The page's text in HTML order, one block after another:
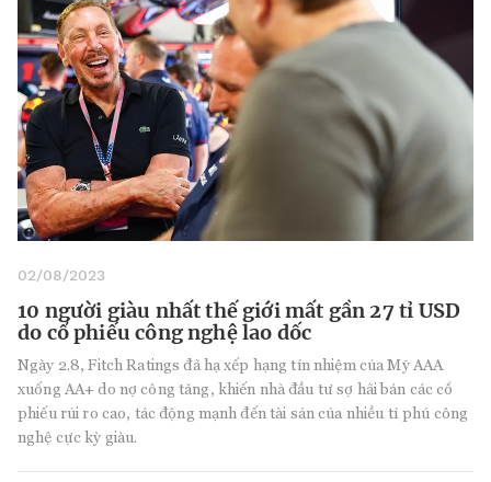
02/08/2023
10 người giàu nhất thế giới mất gần 27 tỉ USD
do cổ phiếu công nghệ lao dốc
Ngày 2.8, Fitch Ratings đã hạ xếp hạng tín nhiệm của Mỹ AAA
xuống AA+ do nợ công tăng, khiến nhà đầu tư sợ hãi bán các cổ
phiếu rủi ro cao, tác động mạnh đến tài sản của nhiều tỉ phú công
nghệ cực kỳ giàu.